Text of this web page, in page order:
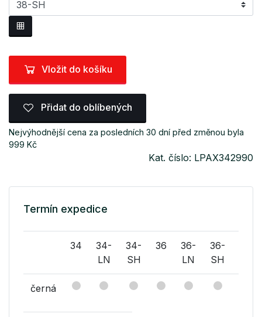
Vložit do košíku
Přidat do oblíbených
Nejvýhodnější cena za posledních 30 dní před změnou byla
999 Kč
Kat. číslo: LPAX342990
Termín expedice
34
34-
LN
34-
SH
36
36-
LN
36-
SH
černá